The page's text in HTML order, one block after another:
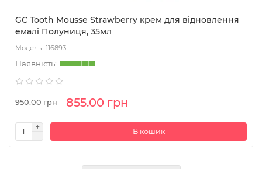
GC Tooth Mousse Strawberry крем для відновлення
емалі Полуниця, 35мл
116893
950.00 грн 855.00 грн
В кошик